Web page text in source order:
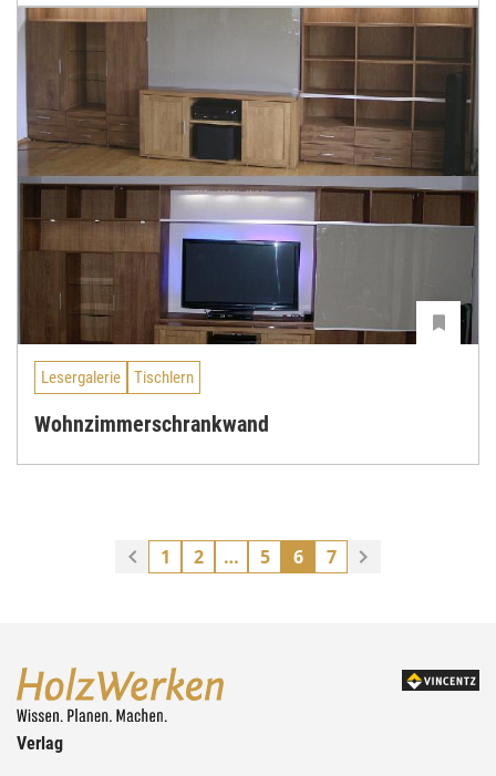
Lesergalerie Tischlern
Wohnzimmerschrankwand
1 2 … 5 6 7
Verlag